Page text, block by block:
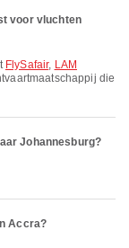
voor vluchten
FlySafair, LAM
die
Johannesburg?
Accra?